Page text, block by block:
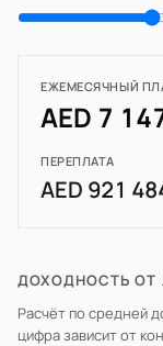
ЕЖЕМЕСЯЧНЫЙ
AED 7
ПЕРЕПЛАТА
AED 921
ДОХОДНОСТЬ ОТ
Расчёт по средней
цифра зависит от